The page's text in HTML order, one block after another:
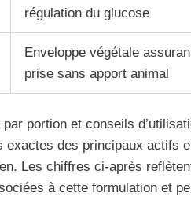
régulation du glucose
Enveloppe végétale
prise sans apport animal
portion et conseils
exactes des principaux actifs
Les chiffres ci-après
à cette formulation et